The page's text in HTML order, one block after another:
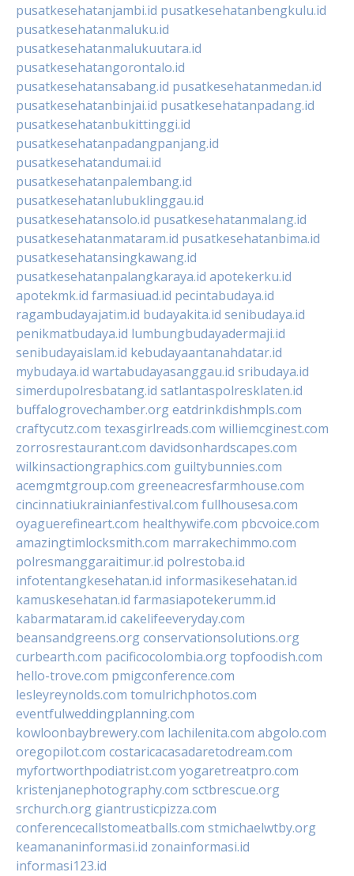
pusatkesehatanjambi.id pusatkesehatanbengkulu.id
pusatkesehatanmaluku.id
pusatkesehatanmalukuutara.id
pusatkesehatangorontalo.id
pusatkesehatansabang.id pusatkesehatanmedan.id
pusatkesehatanbinjai.id pusatkesehatanpadang.id
pusatkesehatanbukittinggi.id
pusatkesehatanpadangpanjang.id
pusatkesehatandumai.id
pusatkesehatanpalembang.id
pusatkesehatanlubuklinggau.id
pusatkesehatansolo.id pusatkesehatanmalang.id
pusatkesehatanmataram.id pusatkesehatanbima.id
pusatkesehatansingkawang.id
pusatkesehatanpalangkaraya.id apotekerku.id
apotekmk.id farmasiuad.id pecintabudaya.id
ragambudayajatim.id budayakita.id senibudaya.id
penikmatbudaya.id lumbungbudayadermaji.id
senibudayaislam.id kebudayaantanahdatar.id
mybudaya.id wartabudayasanggau.id sribudaya.id
simerdupolresbatang.id satlantaspolresklaten.id
buffalogrovechamber.orgeatdrinkdishmpls.com
craftycutz.com texasgirlreads.com williemcginest.com
zorrosrestaurant.com davidsonhardscapes.com
wilkinsactiongraphics.com guiltybunnies.com
acemgmtgroup.com greeneacresfarmhouse.com
cincinnatiukrainianfestival.com fullhousesa.com
oyaguerefineart.com healthywife.com pbcvoice.com
amazingtimlocksmith.com marrakechimmo.com
polresmanggaraitimur.id polrestoba.id
infotentangkesehatan.id informasikesehatan.id
kamuskesehatan.id farmasiapotekerumm.id
kabarmataram.id cakelifeeveryday.com
beansandgreens.orgconservationsolutions.org
curbearth.com pacificocolombia.orgtopfoodish.com
hello-trove.com pmigconference.com
lesleyreynolds.com tomulrichphotos.com
eventfulweddingplanning.com
kowloonbaybrewery.com lachilenita.com abgolo.com
oregopilot.com costaricacasadaretodream.com
myfortworthpodiatrist.com yogaretreatpro.com
kristenjanephotography.com sctbrescue.org
srchurch.org giantrusticpizza.com
conferencecallstomeatballs.com stmichaelwtby.org
keamananinformasi.id zonainformasi.id
informasi123.id